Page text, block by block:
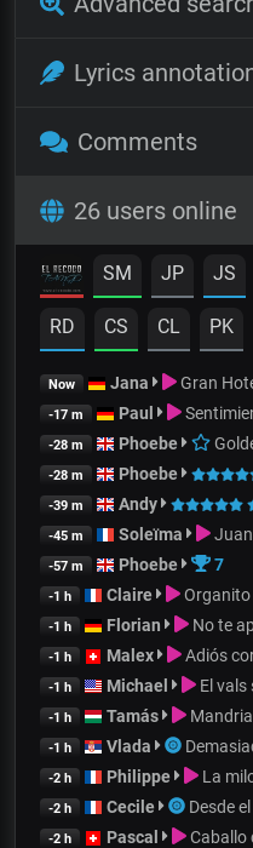
Lyrics
Comments
26 users online
SM JP JS
RD CS CL PK
Now Jana Gran
-17 m Paul
-28 m Phoebe
-28 m Phoebe
-39 m Andy
-45 m Soleïma
-57 m Phoebe 7
-1 h Claire Organito
-1 h Florian No te
-1 h Malex Adiós
-1 h Michael El
-1 h Tamás Mandria
-1 h Vlada
-2 h Philippe La
-2 h Cecile Desde
-2 h Pascal Caballo